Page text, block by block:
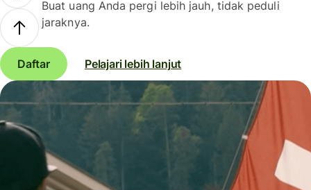
Buat uang Anda pergi lebih jauh, tidak peduli
jaraknya.
Daftar Pelajari lebih lanjut